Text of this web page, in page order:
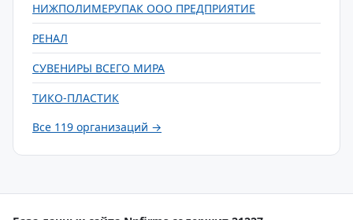
НИЖПОЛИМЕРУПАК ООО ПРЕДПРИЯТИЕ
РЕНАЛ
СУВЕНИРЫ ВСЕГО МИРА
ТИКО-ПЛАСТИК
Все 119 организаций →